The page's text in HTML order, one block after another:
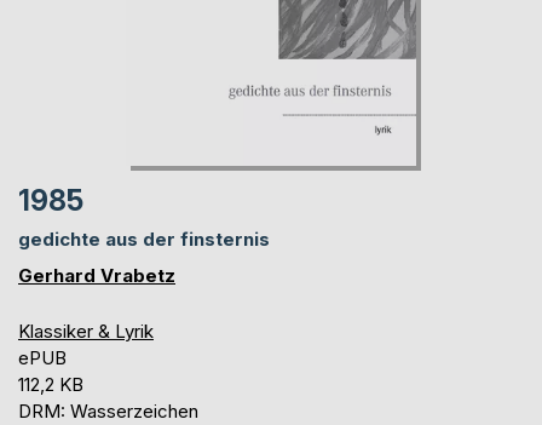
1985
gedichte aus der finsternis
Gerhard Vrabetz
Klassiker & Lyrik
ePUB
112,2 KB
DRM: Wasserzeichen